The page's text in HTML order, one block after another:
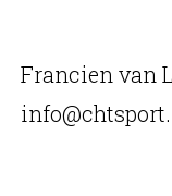
Francien van